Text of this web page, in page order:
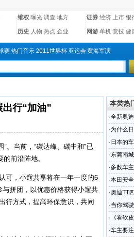
维权 曝光 调查 地方 证券 经济 上市 银
历史 人物 热点 企业 网游 单机 竞技 健
赛 热门音乐 2011世界杯 亚运会 黄海军演
行“加油”
”。当前，“碳达峰、碳中和”已
前沿阵地。
可，小遛共享将在一年一度的6
拼团，以优惠价格获得小遛共
行方式，提高环保意识，共同
本类热
·全新奥
·为什么
· 日本的
比
·东莞南
受轻伤
·多数车
·本田安
·奥迪TT
·当你驾
· 《看软
·车主要